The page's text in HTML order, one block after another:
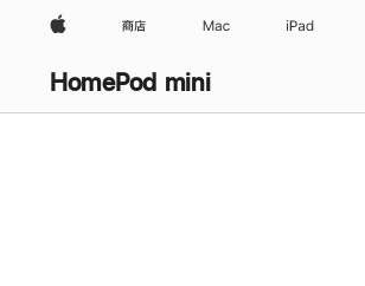
Apple 商店 Mac iPad
HomePod mini